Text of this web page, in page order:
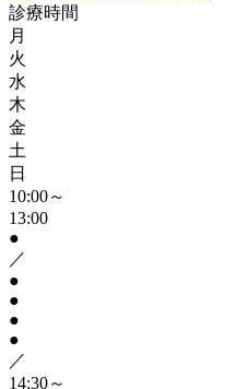
診療時間
月
火
水
木
金
土
日
10:00～
13:00
●
／
●
●
●
●
／
14:30～